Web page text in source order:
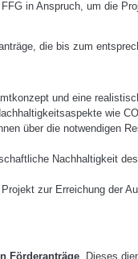
in Anspruch, um die
die bis zum
und eine
wie
über die notwendigen
Nachhaltigkeit
zur Erreichung der
Förderanträge . Dieses